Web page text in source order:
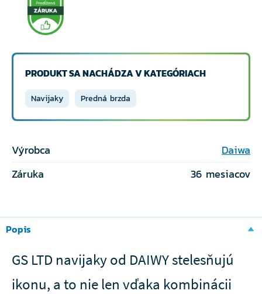
PRODUKT SA NACHÁDZA V KATEGÓRIACH
Navijaky Predná brzda
Výrobca
Daiwa
Záruka
36 mesiacov
Popis
GS LTD navijaky od DAIWY stelesňujú
ikonu, a to nie len vďaka kombinácii